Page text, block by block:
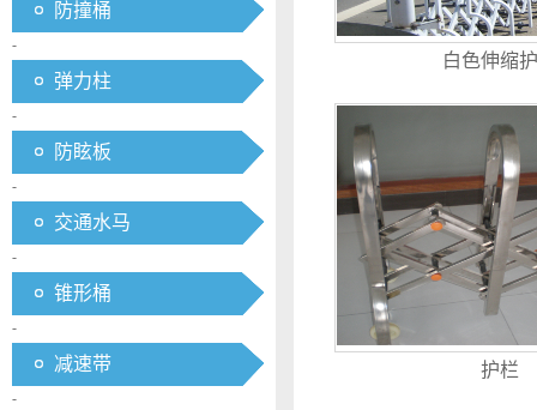
防撞桶
-
弹力柱
-
防眩板
-
交通水马
-
锥形桶
-
减速带
-
白色伸缩
护栏